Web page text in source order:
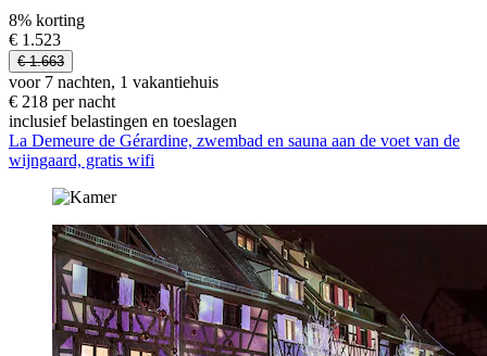
8% korting
€ 1.523
€ 1.663
voor 7 nachten, 1 vakantiehuis
€ 218 per nacht
inclusief belastingen en toeslagen
La Demeure de Gérardine, zwembad en sauna aan de voet van de
wijngaard, gratis wifi